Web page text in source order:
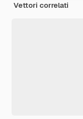
Vettori correlati